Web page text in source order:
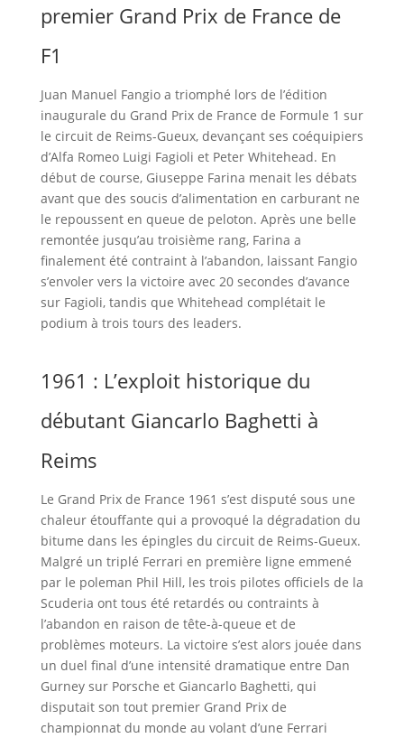
premier Grand Prix de France de
F1
Juan Manuel Fangio a triomphé lors de l’édition
inaugurale du Grand Prix de France de Formule 1 sur
le circuit de Reims-Gueux, devançant ses coéquipiers
d’Alfa Romeo Luigi Fagioli et Peter Whitehead. En
début de course, Giuseppe Farina menait les débats
avant que des soucis d’alimentation en carburant ne
le repoussent en queue de peloton. Après une belle
remontée jusqu’au troisième rang, Farina a
finalement été contraint à l’abandon, laissant Fangio
s’envoler vers la victoire avec 20 secondes d’avance
sur Fagioli, tandis que Whitehead complétait le
podium à trois tours des leaders.
1961 : L’exploit historique du
débutant Giancarlo Baghetti à
Reims
Le Grand Prix de France 1961 s’est disputé sous une
chaleur étouffante qui a provoqué la dégradation du
bitume dans les épingles du circuit de Reims-Gueux.
Malgré un triplé Ferrari en première ligne emmené
par le poleman Phil Hill, les trois pilotes officiels de la
Scuderia ont tous été retardés ou contraints à
l’abandon en raison de tête-à-queue et de
problèmes moteurs. La victoire s’est alors jouée dans
un duel final d’une intensité dramatique entre Dan
Gurney sur Porsche et Giancarlo Baghetti, qui
disputait son tout premier Grand Prix de
championnat du monde au volant d’une Ferrari